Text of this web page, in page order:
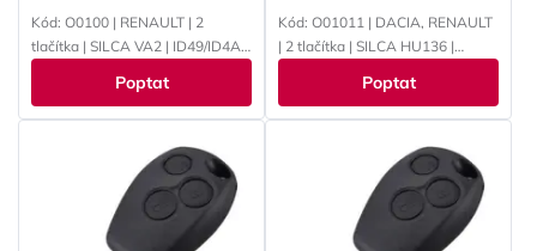
Kód: O0100 | RENAULT | 2
tlačítka | SILCA VA2 | ID49/ID4A |
Poptat
Kód: O01011 | DACIA, RENAULT
| 2 tlačítka | SILCA HU136 |
Poptat